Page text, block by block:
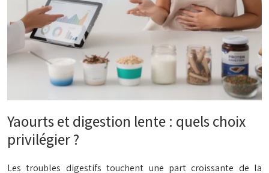
Yaourts et digestion lente : quels choix
privilégier ?
Les troubles digestifs touchent une part croissante de la